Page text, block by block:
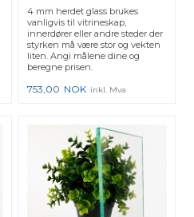
4 mm herdet glass brukes
vanligvis til vitrineskap,
innerdører eller andre steder der
styrken må være stor og vekten
liten. Angi målene dine og
beregne prisen.
753,00 NOK inkl. Mva